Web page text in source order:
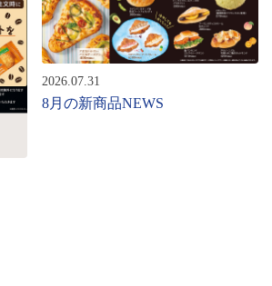
2026.07.31
8月の新商品NEWS